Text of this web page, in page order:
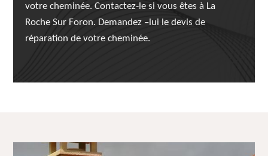
votre cheminée. Contactez-le si vous êtes à La
Roche Sur Foron. Demandez –lui le devis de
réparation de votre cheminée.